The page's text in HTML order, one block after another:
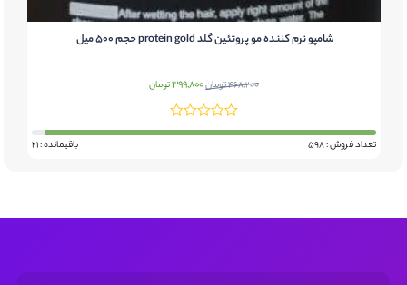
شامپو نرم کننده مو پروتئین گلد protein gold حجم 500 میل
468,200تومانقیمت
اصلی:
بود.
399,800تومان
تعداد فروش : 598 باقیمانده : 21